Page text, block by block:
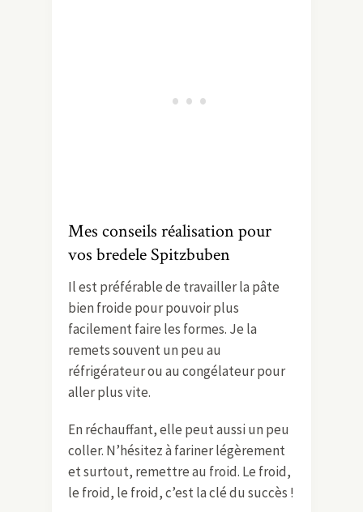
Mes conseils réalisation pour
vos bredele Spitzbuben
Il est préférable de travailler la pâte
bien froide pour pouvoir plus
facilement faire les formes. Je la
remets souvent un peu au
réfrigérateur ou au congélateur pour
aller plus vite.
En réchauffant, elle peut aussi un peu
coller. N’hésitez à fariner légèrement
et surtout, remettre au froid. Le froid,
le froid, le froid, c’est la clé du succès !